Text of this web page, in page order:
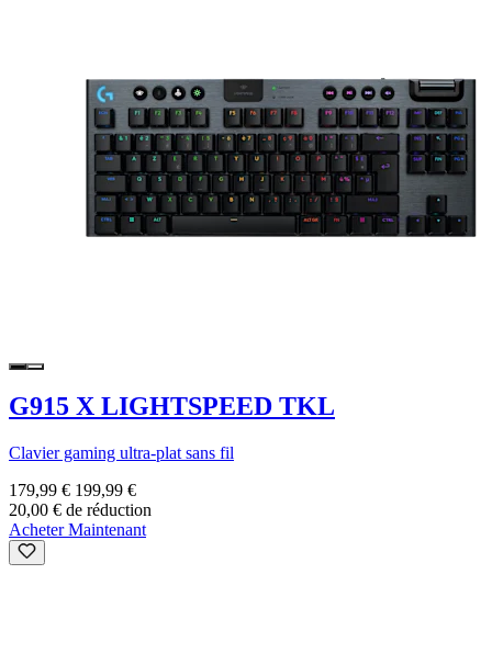
G915 X LIGHTSPEED TKL
Clavier gaming ultra-plat sans fil
179,99 € 199,99 €
20,00 € de réduction
Acheter Maintenant